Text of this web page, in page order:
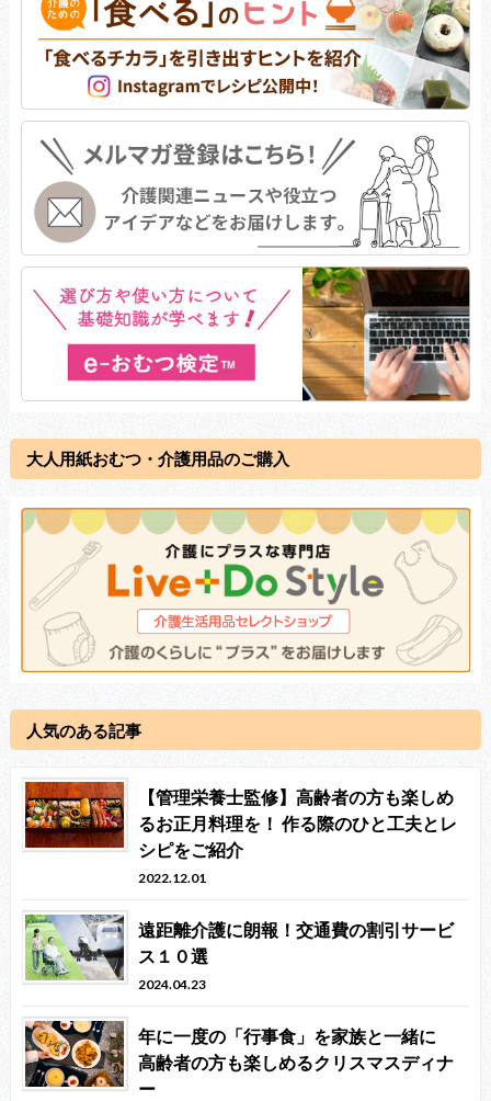
大人用紙おむつ・介護用品のご購入
人気のある記事
【管理栄養士監修】高齢者の方も楽しめ
るお正月料理を！ 作る際のひと工夫とレ
シピをご紹介
2022.12.01
遠距離介護に朗報！交通費の割引サービ
ス１０選
2024.04.23
年に一度の「行事食」を家族と一緒に
高齢者の方も楽しめるクリスマスディナ
ー